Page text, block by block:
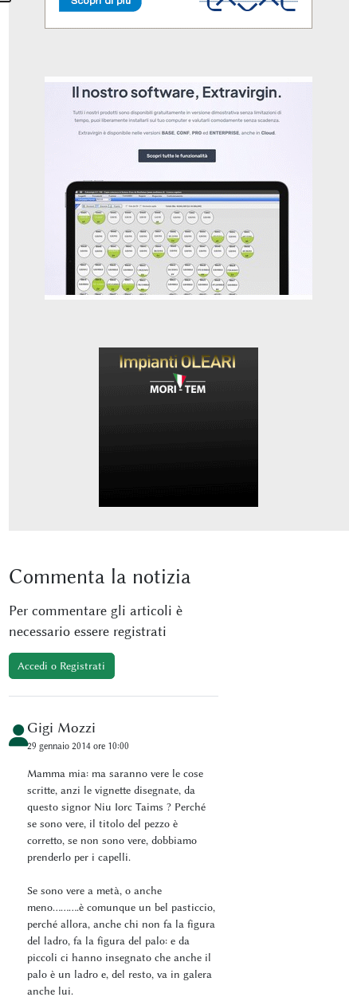
Commenta la notizia
Per commentare gli articoli è
necessario essere registrati
Accedi o Registrati
Gigi Mozzi
29 gennaio 2014 ore 10:00
Mamma mia: ma saranno vere le cose
scritte, anzi le vignette disegnate, da
questo signor Niu Iorc Taims ? Perché
se sono vere, il titolo del pezzo è
corretto, se non sono vere, dobbiamo
prenderlo per i capelli.
Se sono vere a metà, o anche
meno……….è comunque un bel pasticcio,
perché allora, anche chi non fa la figura
del ladro, fa la figura del palo: e da
piccoli ci hanno insegnato che anche il
palo è un ladro e, del resto, va in galera
anche lui.